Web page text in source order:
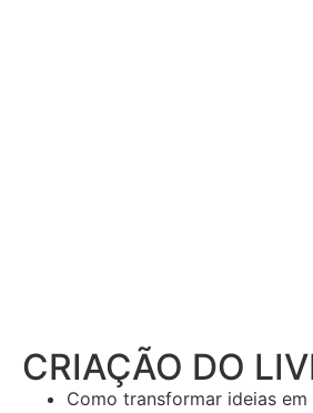
CRIAÇÃO DO
Como transformar ideias